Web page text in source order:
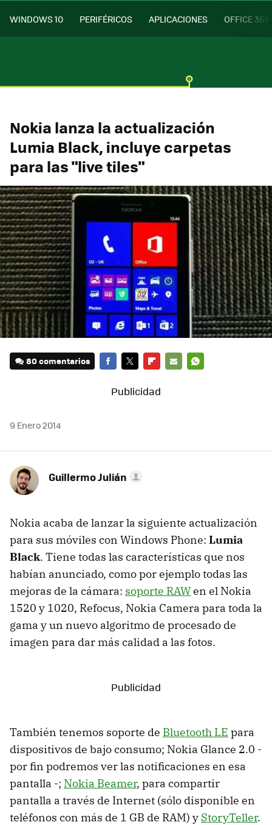
WINDOWS 10 PERIFÉRICOS APLICACIONES OFFICE 365
Nokia lanza la actualización
Lumia Black, incluye carpetas
para las "live tiles"
80 comentarios
9 Enero 2014
Guillermo Julián
Nokia acaba de lanzar la siguiente actualización
para sus móviles con Windows Phone: Lumia
Black. Tiene todas las características que nos
habían anunciado, como por ejemplo todas las
mejoras de la cámara: soporte RAWen el Nokia
1520 y 1020, Refocus, Nokia Camera para toda la
gama y un nuevo algoritmo de procesado de
imagen para dar más calidad a las fotos.
También tenemos soporte de Bluetooth LE para
dispositivos de bajo consumo; Nokia Glance 2.0 -
por fin podremos ver las notificaciones en esa
pantalla -; Nokia Beamer, para compartir
pantalla a través de Internet (sólo disponible en
teléfonos con más de 1 GB de RAM) y StoryTeller.